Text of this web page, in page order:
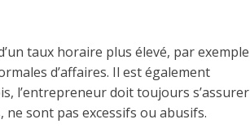
taux horaire plus élevé, par exemple
d’affaires. Il est également
l’entrepreneur doit toujours s’assurer
sont pas excessifs ou abusifs.